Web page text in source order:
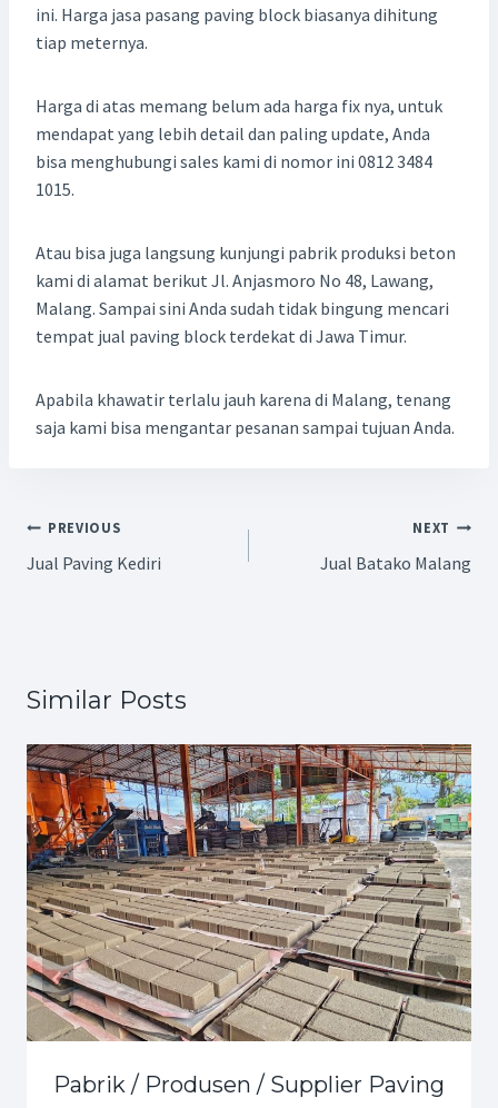
ini. Harga jasa pasang paving block biasanya dihitung
tiap meternya.
Harga di atas memang belum ada harga fix nya, untuk
mendapat yang lebih detail dan paling update, Anda
bisa menghubungi sales kami di nomor ini 0812 3484
1015.
Atau bisa juga langsung kunjungi pabrik produksi beton
kami di alamat berikut Jl. Anjasmoro No 48, Lawang,
Malang. Sampai sini Anda sudah tidak bingung mencari
tempat jual paving block terdekat di Jawa Timur.
Apabila khawatir terlalu jauh karena di Malang, tenang
saja kami bisa mengantar pesanan sampai tujuan Anda.
PREVIOUS
Jual Paving Kediri
NEXT
Jual Batako Malang
Similar Posts
Pabrik / Produsen / Supplier Paving